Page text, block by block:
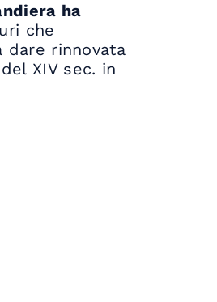
ha
che
dare rinnovata
XIV sec. in